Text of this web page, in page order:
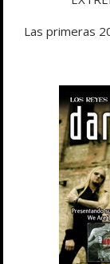
Las primeras